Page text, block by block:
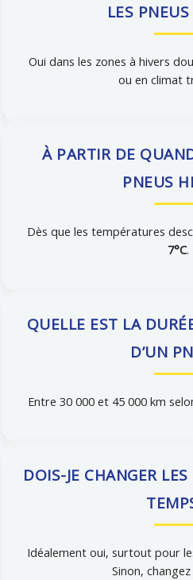
LES
Oui dans les zones à hivers
ou en climat
À PARTIR DE
PNEUS
Dès que les températures
7°C.
QUELLE EST LA
D’UN
Entre 30 000 et 45 000 km
DOIS-JE CHANGER
Idéalement oui, surtout pour
Sinon,